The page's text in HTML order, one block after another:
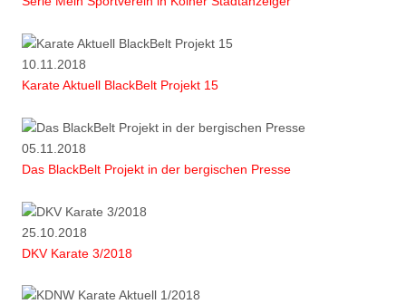
10.11.2018
Karate Aktuell BlackBelt Projekt 15
05.11.2018
Das BlackBelt Projekt in der bergischen Presse
25.10.2018
DKV Karate 3/2018